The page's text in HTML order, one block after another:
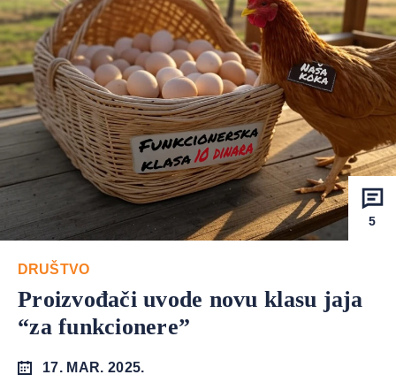
5
DRUŠTVO
Proizvođači uvode novu klasu jaja
“za funkcionere”
17. MAR. 2025.